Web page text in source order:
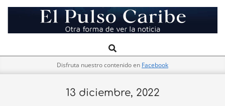
El
Pulso
Navigation
Search
Disfruta nuestro contenido en Facebook
13 diciembre, 2022